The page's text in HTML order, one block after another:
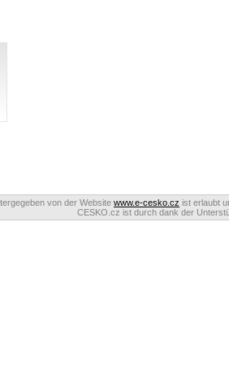
von der Website www.e-cesko.cz ist erlaubt
CESKO.cz ist durch dank der